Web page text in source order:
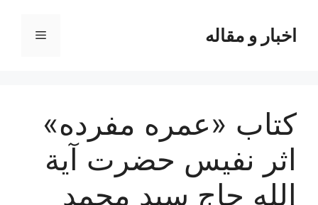
محتوااخبار و مقاله فهرست
کتاب «عمره مفرده»
اثر نفیس حضرت آیة
الله حاج سید محمد